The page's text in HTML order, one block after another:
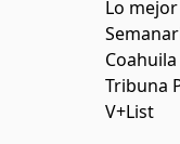
Lo
Tribuna
V+List